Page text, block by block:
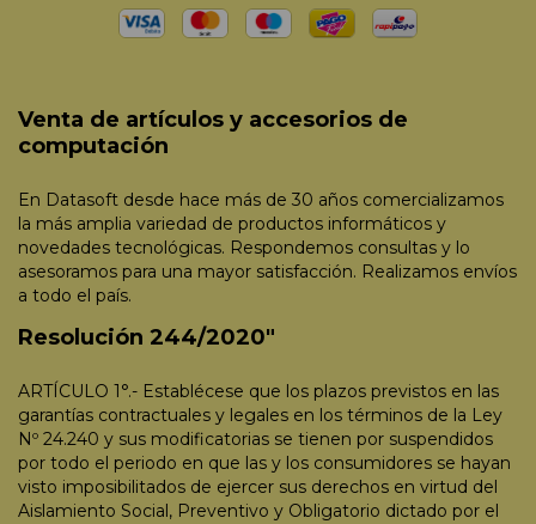
Venta de artículos y accesorios de
computación
En Datasoft desde hace más de 30 años comercializamos
la más amplia variedad de productos informáticos y
novedades tecnológicas. Respondemos consultas y lo
asesoramos para una mayor satisfacción. Realizamos envíos
a todo el país.
Resolución 244/2020"
ARTÍCULO 1°.- Establécese que los plazos previstos en las
garantías contractuales y legales en los términos de la Ley
Nº 24.240 y sus modificatorias se tienen por suspendidos
por todo el periodo en que las y los consumidores se hayan
visto imposibilitados de ejercer sus derechos en virtud del
Aislamiento Social, Preventivo y Obligatorio dictado por el